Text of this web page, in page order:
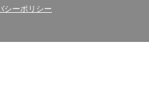
シーポリシー